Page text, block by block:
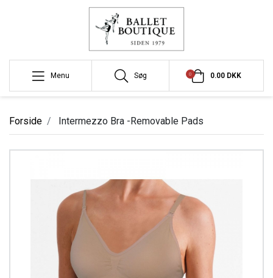
Menu Søg 0 0.00 DKK
Forside Intermezzo Bra -Removable Pads